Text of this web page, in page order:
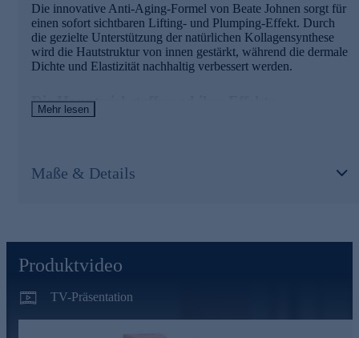
Sofortiger Feuchtigkeitsbooster
Glättet feine Linien und Fältchen
Sorgt für ein redefiniertes Hautvolumen und sichtbaren
Plumping-Effekt
Schützt die Haut vor freien Radikalen und frühzeitiger
Perfeline®
Die innovative Anti-Aging-Formel von Beate Johnen sorgt für
einen sofort sichtbaren Lifting- und Plumping-Effekt. Durch
die gezielte Unterstützung der natürlichen Kollagensynthese
wird die Hautstruktur von innen gestärkt, während die dermale
Dichte und Elastizität nachhaltig verbessert werden.
Die Hauptwirkstoffe und ihre Effekte
Effekt)
Mohawk-Protein – der „Architekt der Haut“
Fördert Biotensegrity und sorgt für eine straffere
Mehr lesen
Maße & Details
Produktvideo
TV-Präsentation